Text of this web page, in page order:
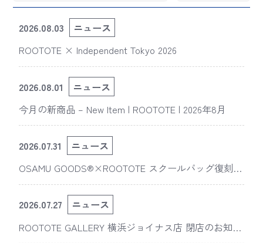
2026.08.03
ニュース
ROOTOTE × Independent Tokyo 2026
2026.08.01
ニュース
今月の新商品 – New Item | ROOTOTE | 2026年8月
2026.07.31
ニュース
OSAMU GOODS®×ROOTOTE スクールバッグ復刻
版“スライスドアイ”の新デザインが「The 50th Annive
rsary OSAMU GOODS展」に登場
2026.07.27
ニュース
ROOTOTE GALLERY 横浜ジョイナス店 閉店のお知ら